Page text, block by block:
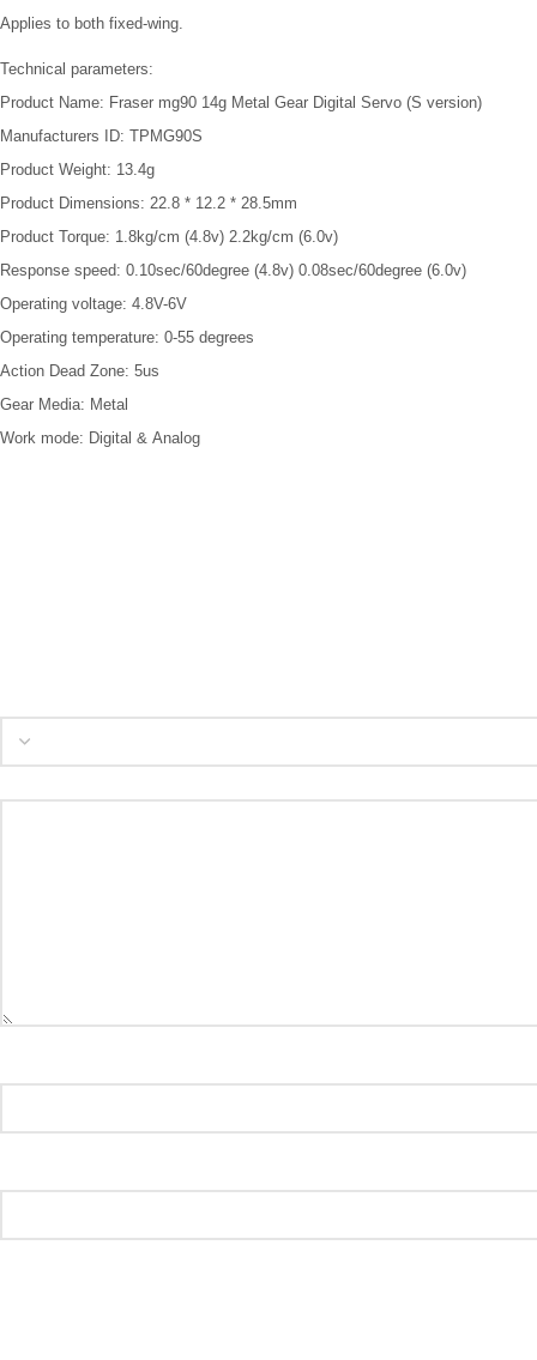
Applies to both fixed-wing
Technical parameters:
Product Name: Fraser mg90 14g Metal Gear Digital Servo (S version)
Manufacturers
ID: TPMG90S
Product Weight: 13.4g
Product Dimensions: 22.8 * 12.2 * 28.5mm
Product Torque: 1.8kg/cm (4.8v) 2.2kg/cm (6.0v)
Response speed: 0.10sec/60degree (4.8v) 0.08sec/60degree (6.0v)
Operating voltage: 4.8V-6V
Operating temperature: 0-55 degrees
Action Dead Zone: 5us
Gear Media: Metal
Work mode: Digital & Analog